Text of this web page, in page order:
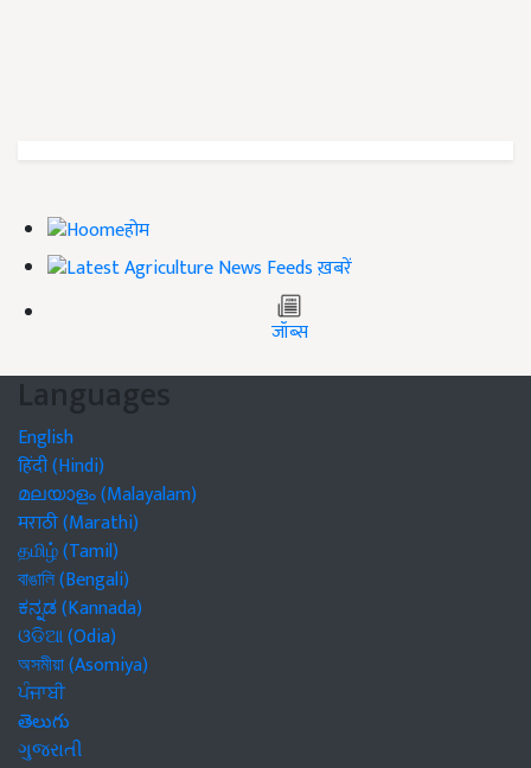
होम
ख़बरें
जॉब्स
Languages
English
हिंदी (Hindi)
മലയാളം (Malayalam)
मराठी (Marathi)
தமிழ் (Tamil)
বাঙালি (Bengali)
ಕನ್ನಡ (Kannada)
ଓଡିଆ (Odia)
অসমীয়া (Asomiya)
ਪੰਜਾਬੀ
తెలుగు
ગુજરાતી